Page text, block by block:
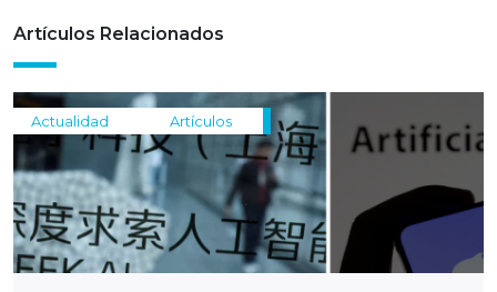
Artículos Relacionados
Actualidad Artículos